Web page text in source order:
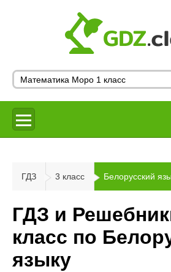
ГДЗ 3 класс Белорусский
ГДЗ и
класс по
языку